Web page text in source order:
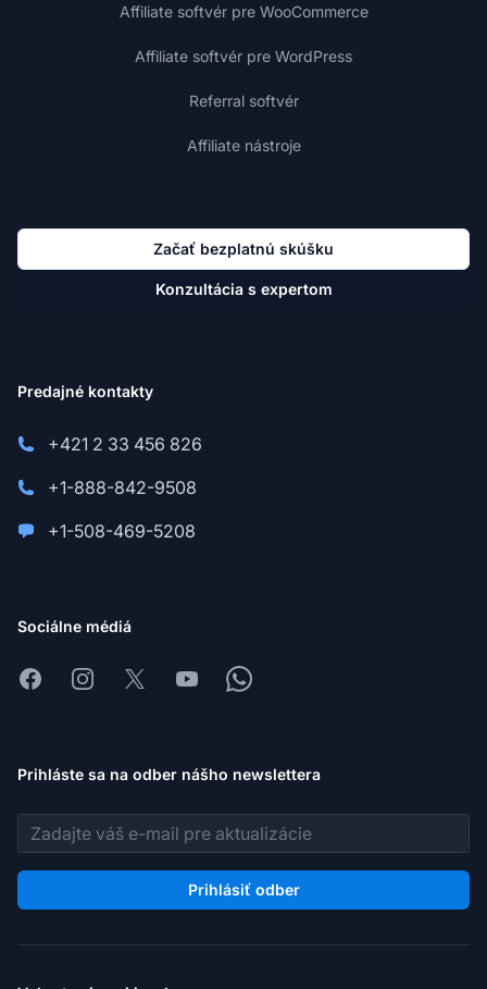
Affiliate softvér pre WooCommerce
Affiliate softvér pre WordPress
Referral softvér
Affiliate nástroje
Začať bezplatnú skúšku
Konzultácia s expertom
Predajné kontakty
+421 2 33 456 826
+1-888-842-9508
+1-508-469-5208
Sociálne médiá
FacebookInstagram
X YoutubeWhatsapp
Prihláste sa na odber nášho newslettera
E-mailová adresa
Prihlásiť odber